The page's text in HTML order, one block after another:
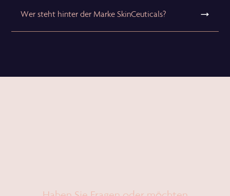
Wer steht hinter der Marke SkinCeuticals?